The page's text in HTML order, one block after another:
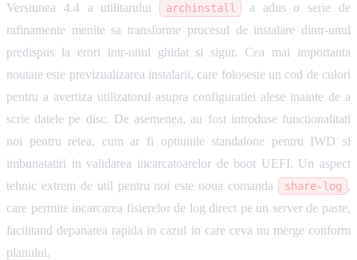
Versiunea 4.4 a utilitarului archinstall
a adus o serie de
rafinamente menite sa transforme procesul de instalare dintr-unul
predispus la erori intr-unul ghidat si sigur. Cea mai importanta
noutate este previzualizarea instalarii, care foloseste un cod de culori
pentru a avertiza utilizatorul asupra configuratiei alese inainte de a
scrie datele pe disc. De asemenea, au fost introduse functionalitati
noi pentru retea, cum ar fi optiunile standalone pentru IWD si
imbunatatiri in validarea incarcatoarelor de boot UEFI. Un aspect
tehnic extrem de util pentru noi este noua comanda
share-log ,
care permite incarcarea fisierelor de log direct pe un server de paste,
facilitand depanarea rapida in cazul in care ceva nu merge conform
planului.